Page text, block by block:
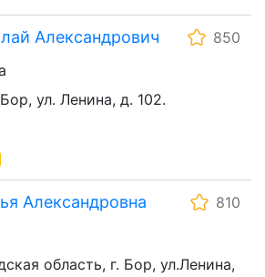
Александрович
850
ул. Ленина, д. 102.
Александровна
810
область, г. Бор, ул.Ленина,